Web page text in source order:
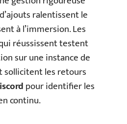
ralentissent le
à l’immersion. Les
réussissent testent
sur une instance de
sollicitent les retours
pour identifier les
continu.